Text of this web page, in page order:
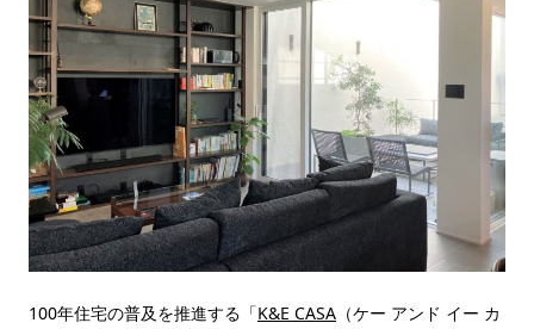
100年住宅の普及を推進する「K&E CASA （ケー アンド イー カ